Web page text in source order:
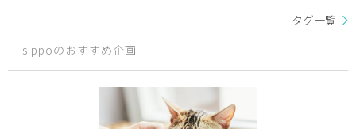
タグ一覧
sippoのおすすめ企画